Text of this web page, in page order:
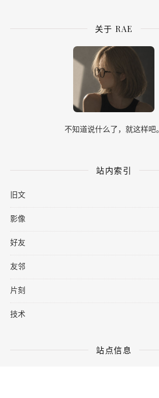
关于 RAE
不知道说什么了，就这样吧。
站内索引
旧文
影像
好友
友邻
片刻
技术
站点信息